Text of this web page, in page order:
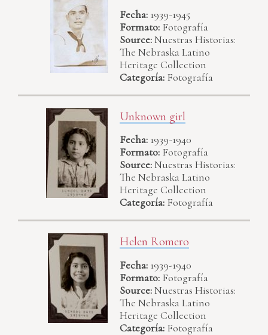
Fecha: 1939-1945
Formato: Fotografía
Source:Nuestras Historias:
The Nebraska Latino
Heritage Collection
Categoría: Fotografía
Unknown girl
Fecha: 1939-1940
Formato: Fotografía
Source:Nuestras Historias:
The Nebraska Latino
Heritage Collection
Categoría: Fotografía
Helen Romero
Fecha: 1939-1940
Formato: Fotografía
Source:Nuestras Historias:
The Nebraska Latino
Heritage Collection
Categoría: Fotografía